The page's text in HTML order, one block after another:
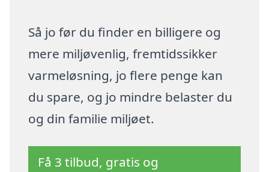
Så jo før du finder en billigere og
mere miljøvenlig, fremtidssikker
varmeløsning, jo flere penge kan
du spare, og jo mindre belaster du
og din familie miljøet.
Få 3 tilbud, gratis og